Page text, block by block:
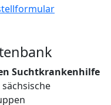
Suchtkrankenhilfe